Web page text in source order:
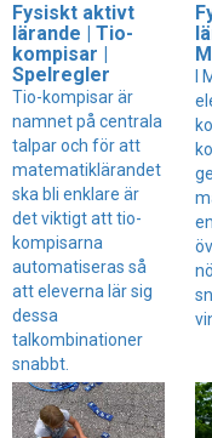
Fysiskt aktivt
lärande | Tio-
kompisar |
Spelregler
Tio-kompisar är
namnet på centrala
talpar och för att
matematiklärandet
ska bli enklare är
det viktigt att tio-
kompisarna
automatiseras så
att eleverna lär sig
dessa
talkombinationer
snabbt.